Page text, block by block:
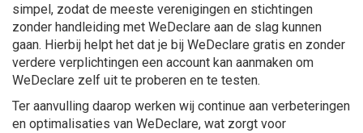
simpel, zodat de meeste verenigingen en stichtingen
zonder handleiding met WeDeclare aan de slag kunnen
gaan. Hierbij helpt het dat je bij WeDeclare gratis en zonder
verdere verplichtingen een account kan aanmaken om
WeDeclare zelf uit te proberen en te testen.
Ter aanvulling daarop werken wij continue aan verbeteringen
en optimalisaties van WeDeclare, wat zorgt voor